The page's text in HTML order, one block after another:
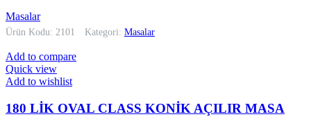
Masalar
Ürün Kodu: 2101 Kategori: Masalar
Add to compare
Quick view
Add to wishlist
180 LİK OVAL CLASS KONİK AÇILIR MASA